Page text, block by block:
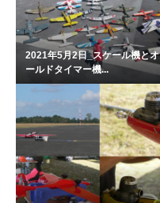
2021年5月2日_スケール機とオ
ールドタイマー機...